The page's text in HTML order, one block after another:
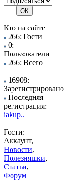
Кто на сайте
266: Гости
0:
Пользователи
266: Всего
16908:
Зарегистрировано
Последняя
регистрация:
iakup..
Гости:
Аккаунт,
Новости,
Полезняшки,
Статьи,
Форум